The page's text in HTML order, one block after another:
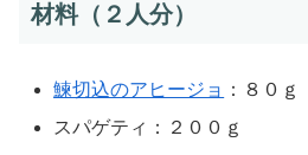
材料（２人分）
鰊切込のアヒージョ ：８０ｇ
スパゲティ：２００ｇ